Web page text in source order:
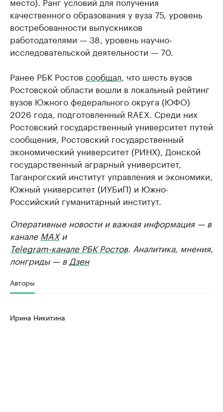
качественного образования у вуза 75, уровень
востребованности выпускников
работодателями — 38, уровень научно-
исследовательской деятельности — 70.
Ранее РБК Ростов сообщал , что шесть вузов
Ростовской области вошли в локальный рейтинг
вузов Южного федерального округа (ЮФО)
2026 года, подготовленный RAEX. Среди них
Ростовский государственный университет путей
сообщения, Ростовский государственный
экономический университет (РИНХ), Донской
государственный аграрный университет,
Таганрогский институт управления и экономики,
Южный университет (ИУБиП) и Южно-
Российский гуманитарный институт.
Оперативные новости и важная информация — в
канале MAXи
Telegram-канале РБК Ростов. Аналитика, мнения,
лонгриды — в Дзен
Авторы
Ирина Никитина